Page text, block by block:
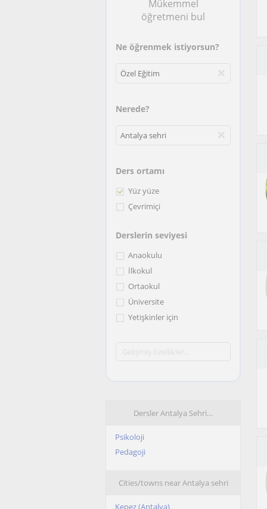
Mükemmel
öğretmeni bul
Ne öğrenmek istiyorsun?
Nerede?
Ders ortamı
Yüz yüze
Çevrimiçi
Derslerin seviyesi
Anaokulu
İlkokul
Ortaokul
Üniversite
Yetişkinler için
Dersler Antalya Sehri…
Psikoloji
Pedagoji
Cities/towns near Antalya sehri
Kepez (Antalya)